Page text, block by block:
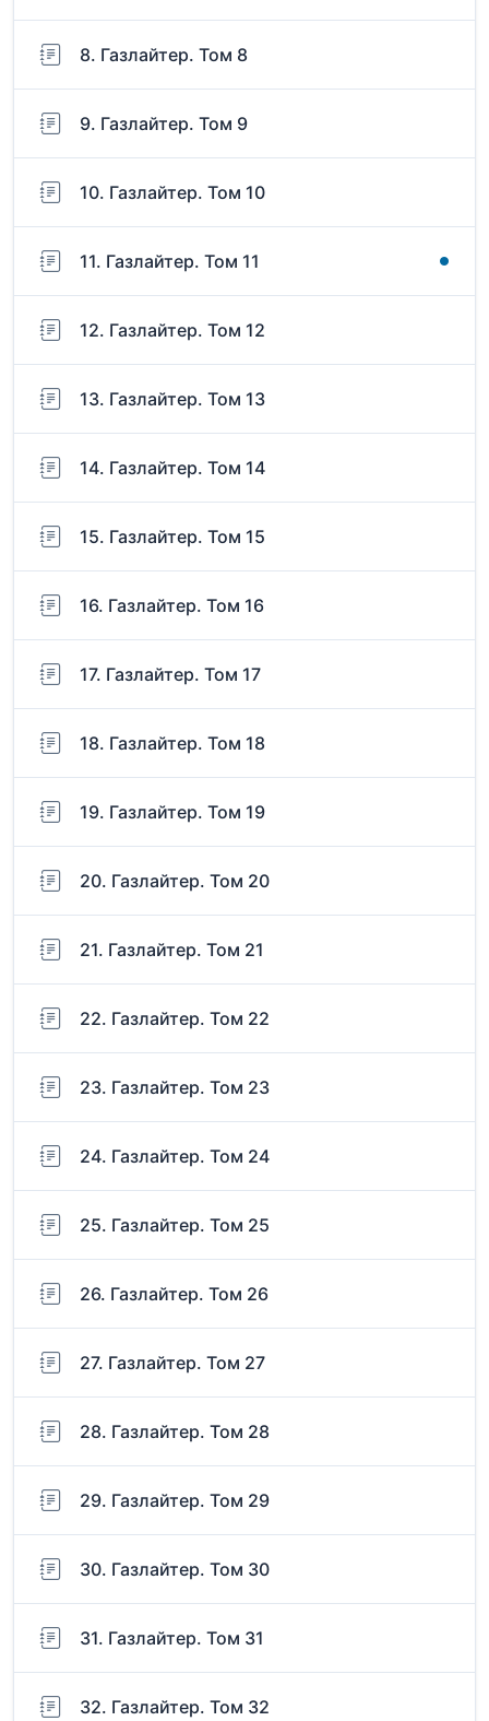
8. Газлайтер. Том 8
9. Газлайтер. Том 9
10. Газлайтер. Том 10
11. Газлайтер. Том 11
12. Газлайтер. Том 12
13. Газлайтер. Том 13
14. Газлайтер. Том 14
15. Газлайтер. Том 15
16. Газлайтер. Том 16
17. Газлайтер. Том 17
18. Газлайтер. Том 18
19. Газлайтер. Том 19
20. Газлайтер. Том 20
21. Газлайтер. Том 21
22. Газлайтер. Том 22
23. Газлайтер. Том 23
24. Газлайтер. Том 24
25. Газлайтер. Том 25
26. Газлайтер. Том 26
27. Газлайтер. Том 27
28. Газлайтер. Том 28
29. Газлайтер. Том 29
30. Газлайтер. Том 30
31. Газлайтер. Том 31
32. Газлайтер. Том 32